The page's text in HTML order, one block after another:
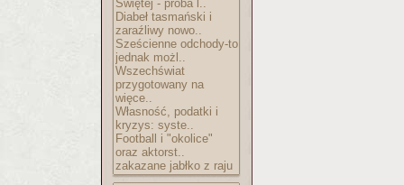
Świętej - próba l..
Diabeł tasmański i
zaraźliwy nowo..
Sześcienne odchody-to
jednak możl..
Wszechświat
przygotowany na
więce..
Własność, podatki i
kryzys: syste..
Football i "okolice"
oraz aktorst..
zakazane jabłko z raju